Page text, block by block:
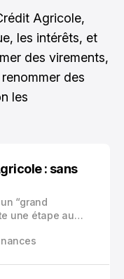
Agricole,
les intérêts, et
des virements,
des
les
: sans
“grand
une étape au
épargne,